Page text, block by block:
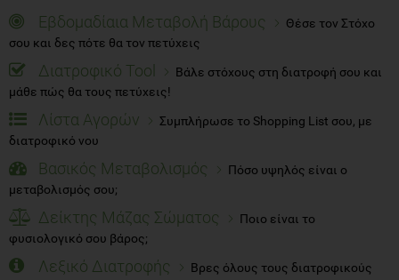
Εβδομαδίαια Μεταβολή Βάρους
Θέσε τον Στόχο
σου και δες πότε θα τον πετύχεις
Διατροφικό Tool
Βάλε στόχους στη διατροφή σου και
μάθε πώς θα τους πετύχεις!
Λίστα Αγορών
Συμπλήρωσε το Shopping List σου, με
διατροφικό νου
Βασικός Μεταβολισμός
Πόσο υψηλός είναι ο
μεταβολισμός σου;
Δείκτης Μάζας Σώματος
Ποιο είναι το
φυσιολογικό σου βάρος;
Λεξικό Διατροφής
Βρες όλους τους διατροφικούς